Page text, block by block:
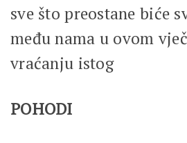
sve što preostane biće
među nama u ovom
vraćanju istog
POHODI